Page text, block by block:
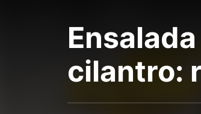
cilantro: